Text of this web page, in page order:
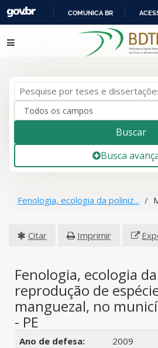
IR
PARA
COMUNICA BR
Pular para o conteúdo
Buscar
Busca
Fenologia, ecologia da poliniz...
Citar Imprimir
Fenologia, ecologia
reprodução de
manguezal, no
- PE
Detalhes bibliográficos
Ano de defesa:
2009